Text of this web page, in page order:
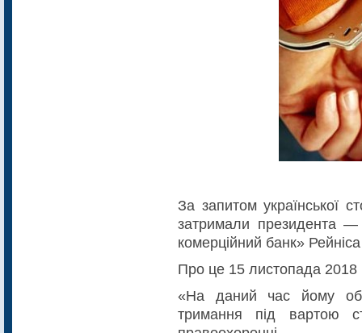
За запитом української
затримали президента
комерційний банк»
Про це 15 листопада 2018
«На даний час йому
тримання під вартою